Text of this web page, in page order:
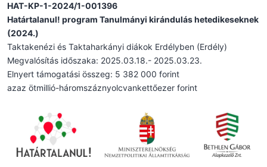
HAT-KP-1-2024/1-001396
Határtalanul! program Tanulmányi kirándulás hetedikeseknek
(2024.)
Taktakenézi és Taktaharkányi diákok Erdélyben (Erdély)
Megvalósítás időszaka: 2025.03.18.- 2025.03.23.
Elnyert támogatási összeg: 5 382 000 forint
azaz ötmillió-háromszáznyolcvankettőezer forint